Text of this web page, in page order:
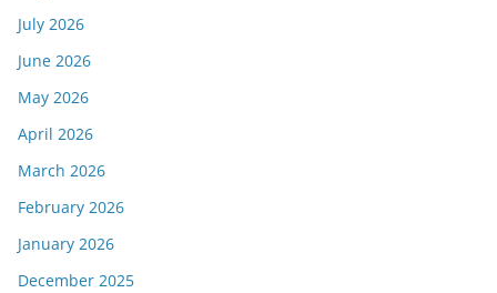
July 2026
June 2026
May 2026
April 2026
March 2026
February 2026
January 2026
December 2025